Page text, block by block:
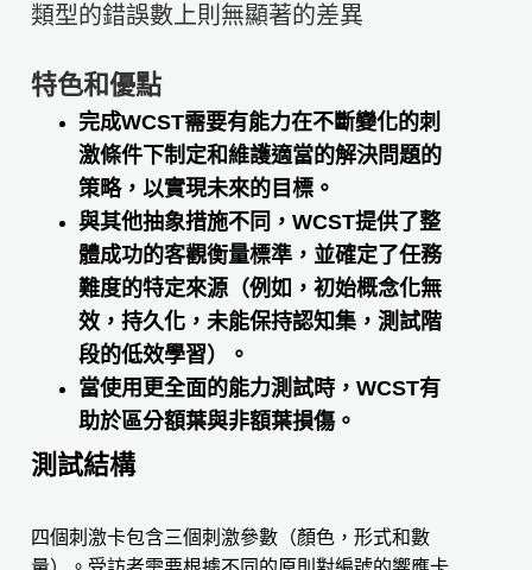
類型的錯誤數上則無顯著的差異
特色和優點
完成WCST需要有能力在不斷變化的刺
激條件下制定和維護適當的解決問題的
策略，以實現未來的目標。
與其他抽象措施不同，WCST提供了整
體成功的客觀衡量標準，並確定了任務
難度的特定來源（例如，初始概念化無
效，持久化，未能保持認知集，測試階
段的低效學習）。
當使用更全面的能力測試時，WCST有
助於區分額葉與非額葉損傷。
測試結構
四個刺激卡包含三個刺激參數（顏色，形式和數